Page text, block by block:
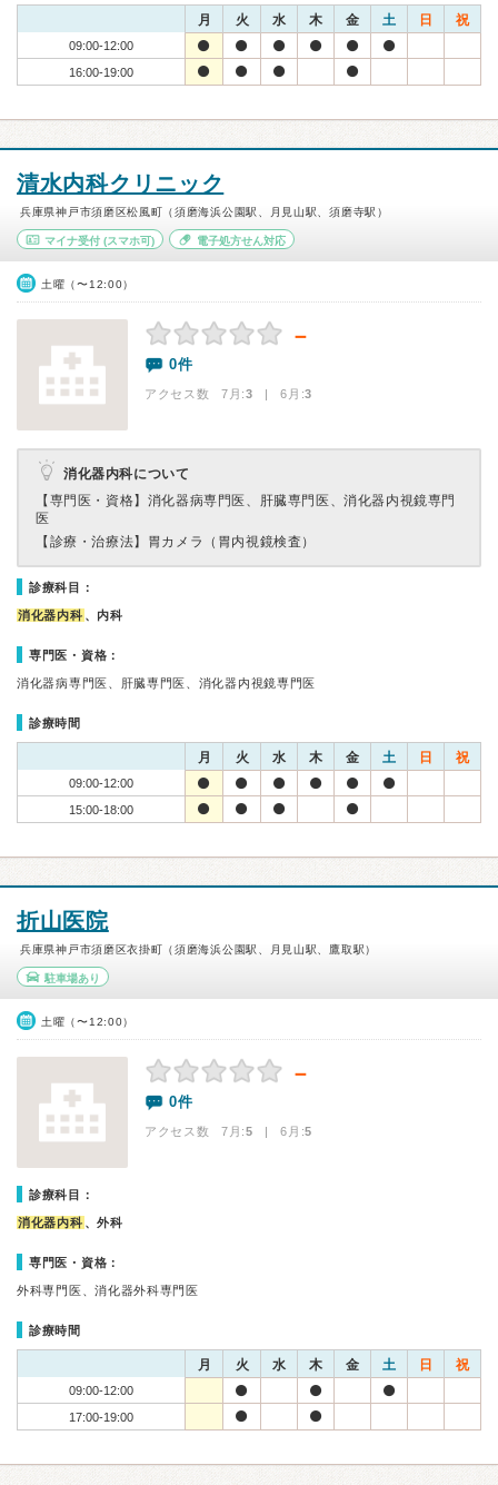
月 火 水 木 金 土 日 祝
09:00-12:00
16:00-19:00
清水内科クリニック
兵庫県神戸市須磨区松風町（須磨海浜公園駅、月見山駅、須磨寺駅）
マイナ受付 (スマホ可) 電子処方せん対応
土曜（〜12:00）
－
0件
アクセス数 7月:3 | 6月:3
消化器内科について
【専門医・資格】 消化器病専門医、肝臓専門医、消化器内視鏡専門
医
【診療・治療法】 胃カメラ（胃内視鏡検査）
診療科目：
消化器内科 、内科
専門医・資格：
消化器病専門医、肝臓専門医、消化器内視鏡専門医
診療時間
月 火 水 木 金 土 日 祝
09:00-12:00
15:00-18:00
折山医院
兵庫県神戸市須磨区衣掛町（須磨海浜公園駅、月見山駅、鷹取駅）
駐車場あり
土曜（〜12:00）
－
0件
アクセス数 7月:5 | 6月:5
診療科目：
消化器内科 、外科
専門医・資格：
外科専門医、消化器外科専門医
診療時間
月 火 水 木 金 土 日 祝
09:00-12:00
17:00-19:00